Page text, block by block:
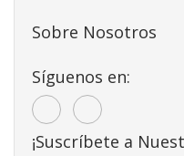
Sobre Nosotros
Síguenos en:
¡Suscríbete a